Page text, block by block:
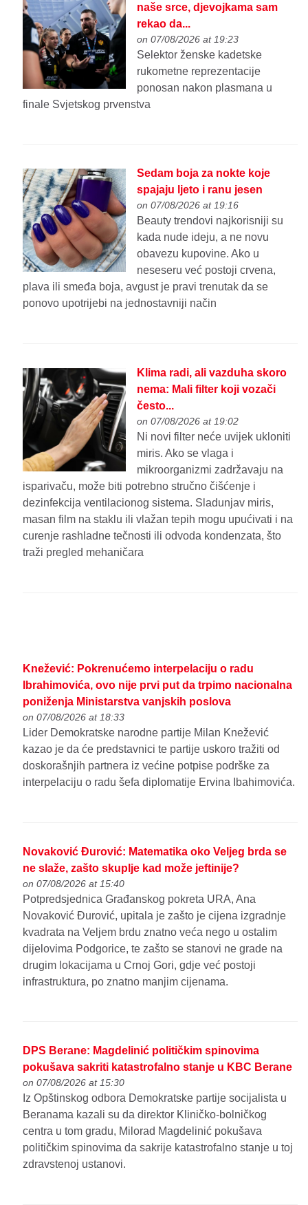
naše srce, djevojkama sam
rekao da...
on 07/08/2026 at 19:23
Selektor ženske kadetske
rukometne reprezentacije
ponosan nakon plasmana u
finale Svjetskog prvenstva
Sedam boja za nokte koje
spajaju ljeto i ranu jesen
on 07/08/2026 at 19:16
Beauty trendovi najkorisniji su
kada nude ideju, a ne novu
obavezu kupovine. Ako u
neseseru već postoji crvena,
plava ili smeđa boja, avgust je pravi trenutak da se
ponovo upotrijebi na jednostavniji način
Klima radi, ali vazduha skoro
nema: Mali filter koji vozači
često...
on 07/08/2026 at 19:02
Ni novi filter neće uvijek ukloniti
miris. Ako se vlaga i
mikroorganizmi zadržavaju na
isparivaču, može biti potrebno stručno čišćenje i
dezinfekcija ventilacionog sistema. Sladunjav miris,
masan film na staklu ili vlažan tepih mogu upućivati i na
curenje rashladne tečnosti ili odvoda kondenzata, što
traži pregled mehaničara
Knežević: Pokrenućemo interpelaciju o radu
Ibrahimovića, ovo nije prvi put da trpimo nacionalna
poniženja Ministarstva vanjskih poslova
on 07/08/2026 at 18:33
Lider Demokratske narodne partije Milan Knežević
kazao je da će predstavnici te partije uskoro tražiti od
doskorašnjih partnera iz većine potpise podrške za
interpelaciju o radu šefa diplomatije Ervina Ibahimovića.
Novaković Đurović: Matematika oko Veljeg brda se
ne slaže, zašto skuplje kad može jeftinije?
on 07/08/2026 at 15:40
Potpredsjednica Građanskog pokreta URA, Ana
Novaković Đurović, upitala je zašto je cijena izgradnje
kvadrata na Veljem brdu znatno veća nego u ostalim
dijelovima Podgorice, te zašto se stanovi ne grade na
drugim lokacijama u Crnoj Gori, gdje već postoji
infrastruktura, po znatno manjim cijenama.
DPS Berane: Magdelinić političkim spinovima
pokušava sakriti katastrofalno stanje u KBC Berane
on 07/08/2026 at 15:30
Iz Opštinskog odbora Demokratske partije socijalista u
Beranama kazali su da direktor Kliničko-bolničkog
centra u tom gradu, Milorad Magdelinić pokušava
političkim spinovima da sakrije katastrofalno stanje u toj
zdravstenoj ustanovi.